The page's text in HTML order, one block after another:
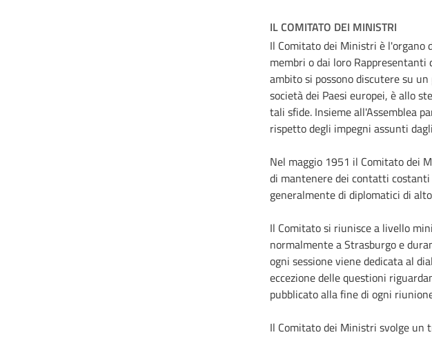
IL COMITATO DEI MINISTRI
Il Comitato dei Ministri è l'organo
membri o dai loro
ambito si possono discutere su
società dei Paesi europei, è allo
tali sfide. Insieme all'Assemblea
rispetto degli impegni assunti
Nel maggio 1951 il Comitato dei
di mantenere dei contatti
generalmente di diplomatici di
Il Comitato si riunisce a livello
normalmente a Strasburgo e
ogni sessione viene dedicata al
eccezione delle questioni
pubblicato alla fine di ogni
Il Comitato dei Ministri svolge un